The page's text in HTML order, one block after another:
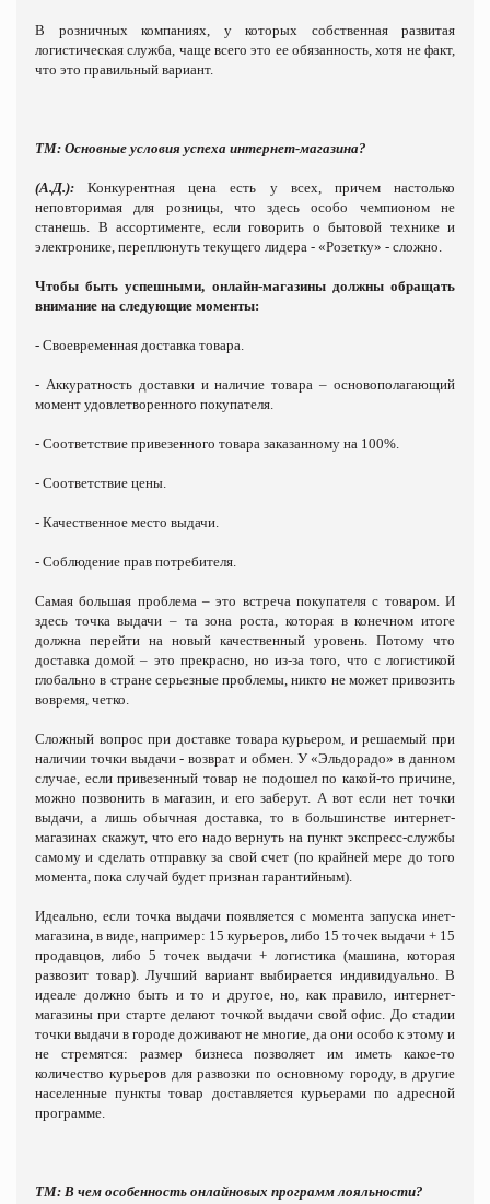
В розничных компаниях, у которых собственная развитая
логистическая служба, чаще всего это ее обязанность, хотя не факт,
что это правильный вариант.
ТМ: Основные условия успеха интернет-магазина?
(А.Д.): Конкурентная цена есть у всех, причем настолько
неповторимая для розницы, что здесь особо чемпионом не
станешь. В ассортименте, если говорить о бытовой технике и
электронике, переплюнуть текущего лидера - «Розетку» - сложно.
Чтобы быть успешными, онлайн-магазины должны обращать
внимание на следующие моменты:
- Своевременная доставка товара.
- Аккуратность доставки и наличие товара – основополагающий
момент удовлетворенного покупателя.
- Соответствие привезенного товара заказанному на 100%.
- Соответствие цены.
- Качественное место выдачи.
- Соблюдение прав потребителя.
Самая большая проблема – это встреча покупателя с товаром. И
здесь точка выдачи – та зона роста, которая в конечном итоге
должна перейти на новый качественный уровень. Потому что
доставка домой – это прекрасно, но из-за того, что с логистикой
глобально в стране серьезные проблемы, никто не может привозить
вовремя, четко.
Сложный вопрос при доставке товара курьером, и решаемый при
наличии точки выдачи - возврат и обмен. У «Эльдорадо» в данном
случае, если привезенный товар не подошел по какой-то причине,
можно позвонить в магазин, и его заберут. А вот если нет точки
выдачи, а лишь обычная доставка, то в большинстве интернет-
магазинах скажут, что его надо вернуть на пункт экспресс-службы
самому и сделать отправку за свой счет (по крайней мере до того
момента, пока случай будет признан гарантийным).
Идеально, если точка выдачи появляется с момента запуска инет-
магазина, в виде, например: 15 курьеров, либо 15 точек выдачи + 15
продавцов, либо 5 точек выдачи + логистика (машина, которая
развозит товар). Лучший вариант выбирается индивидуально. В
идеале должно быть и то и другое, но, как правило, интернет-
магазины при старте делают точкой выдачи свой офис. До стадии
точки выдачи в городе доживают не многие, да они особо к этому и
не стремятся: размер бизнеса позволяет им иметь какое-то
количество курьеров для развозки по основному городу, в другие
населенные пункты товар доставляется курьерами по адресной
программе.
ТМ: В чем особенность онлайновых программ лояльности?